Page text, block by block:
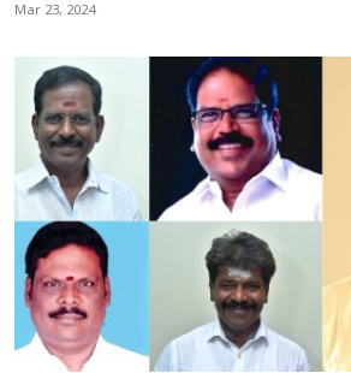
Mar 23, 2024